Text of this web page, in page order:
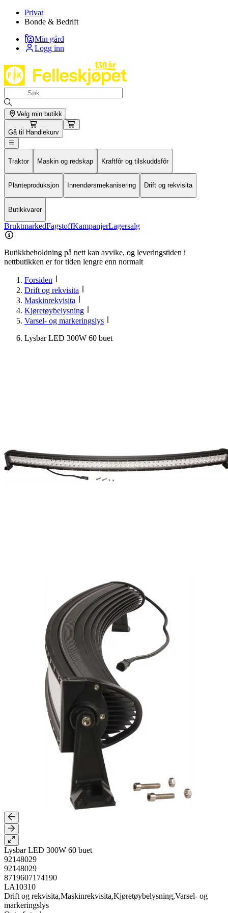
Privat
Bonde & Bedrift
Min gård
Logg inn
Velg min butikk
Gå til Handlekurv
Traktor Maskin og redskap Kraftfôr og tilskuddsfôr
Planteproduksjon Innendørsmekanisering Drift og rekvisita
Butikkvarer
BruktmarkedFagstoffKampanjerLagersalg
Butikkbeholdning på nett kan avvike, og leveringstiden i
nettbutikken er for tiden lengre enn normalt
Forsiden
Drift og rekvisita
Maskinrekvisita
Kjøretøybelysning
Varsel- og markeringslys
Lysbar LED 300W 60 buet
Lysbar LED 300W 60 buet
92148029
92148029
8719607174190
LA10310
Drift og rekvisita,Maskinrekvisita,Kjøretøybelysning,Varsel- og
markeringslys